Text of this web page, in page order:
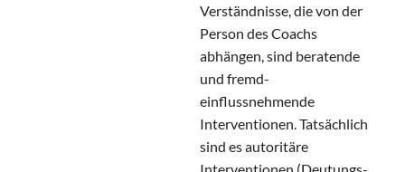
Verständnisse, die von der
Person des Coachs
abhängen, sind beratende
und fremd-
einflussnehmende
Interventionen. Tatsächlich
sind es autoritäre